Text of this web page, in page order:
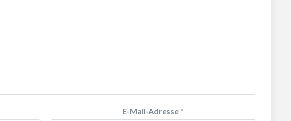
E-Mail-Adresse *